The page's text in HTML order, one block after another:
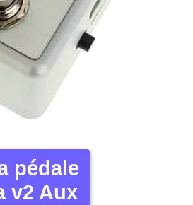
pédale
v2 Aux